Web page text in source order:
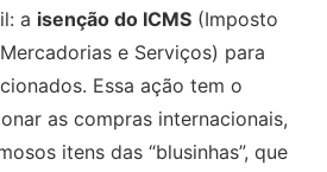
a isenção do ICMS (Imposto
e Serviços) para
Essa ação tem o
as compras internacionais,
itens das “blusinhas”, que